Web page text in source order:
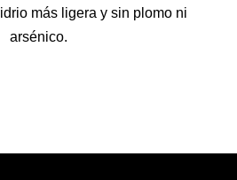
más ligera y sin plomo ni
arsénico.